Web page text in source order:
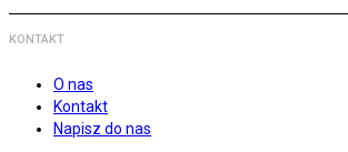
KONTAKT
O nas
Kontakt
Napisz do nas